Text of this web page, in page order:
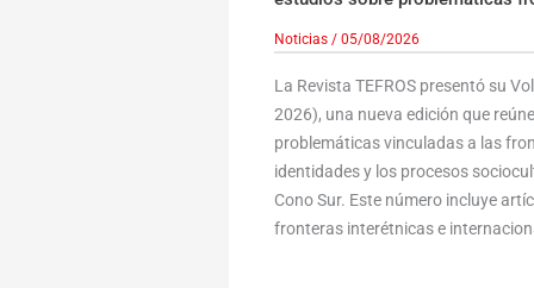
Noticias/ 05/08/2026
La Revista TEFROS presentó su
2026), una nueva edición que
problemáticas vinculadas a las
identidades y los procesos
Cono Sur. Este número incluye
fronteras interétnicas e